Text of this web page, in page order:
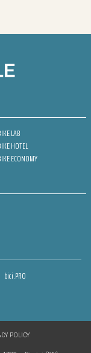
LAB
HOTEL
ECONOMY
bici.PRO
POLICY